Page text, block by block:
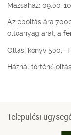
Mázsaház: 09.00-
Az eboltás ára
oltóanyag árát, a
Oltási könyv 500.-
Háznál történő
Települési